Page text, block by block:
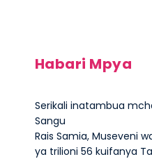
Habari Mpya
Serikali inatambua
Sangu
Rais Samia, Museveni
ya trilioni 56 kuifanya